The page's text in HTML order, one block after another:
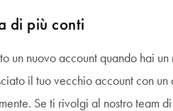
di più conti
un nuovo account quando hai
il tuo vecchio account con
Se ti rivolgi al nostro team